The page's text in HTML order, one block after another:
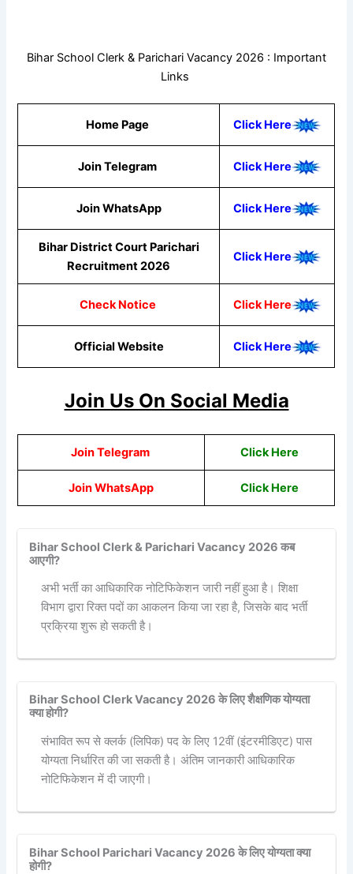
Bihar School Clerk & Parichari Vacancy 2026 : Important
Links
Home Page Click Here
Join Telegram Click Here
Join WhatsApp ClickHere
Bihar District Court Parichari
Recruitment 2026
Click Here
Check Notice Click Here
Official Website Click Here
Join Us On Social Media
Join Telegram Click Here
Join WhatsApp ClickHere
Bihar School Clerk & Parichari Vacancy 2026 कब
आएगी?
अभी भर्ती का आधिकारिक नोटिफिकेशन जारी नहीं हुआ है। शिक्षा
विभाग द्वारा रिक्त पदों का आकलन किया जा रहा है, जिसके बाद भर्ती
प्रक्रिया शुरू हो सकती है।
Bihar School Clerk Vacancy 2026 के लिए शैक्षणिक योग्यता
क्या होगी?
संभावित रूप से क्लर्क (लिपिक) पद के लिए 12वीं (इंटरमीडिएट) पास
योग्यता निर्धारित की जा सकती है। अंतिम जानकारी आधिकारिक
नोटिफिकेशन में दी जाएगी।
Bihar School Parichari Vacancy 2026 के लिए योग्यता क्या
होगी?